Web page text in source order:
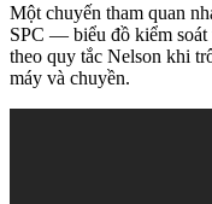
Một chuyến tham quan
SPC — biểu đồ kiểm soát
theo quy tắc Nelson khi
máy và chuyền.